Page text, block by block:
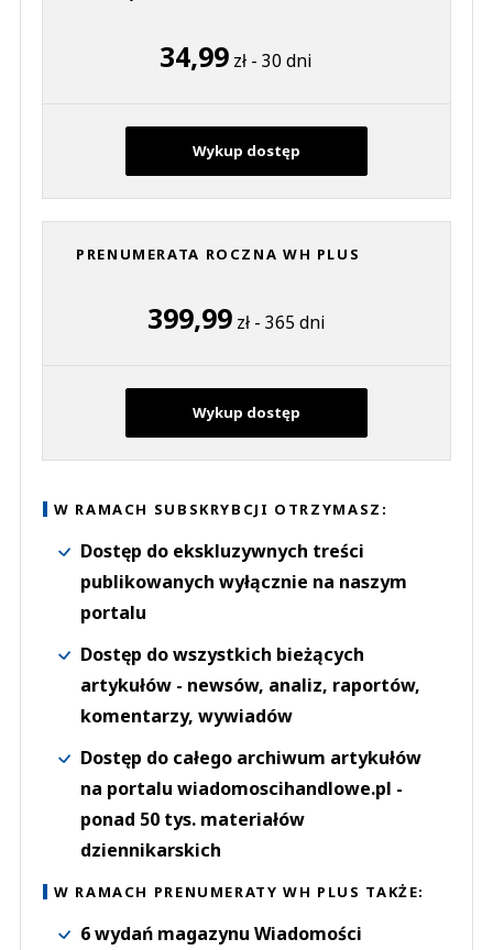
34,99 zł - 30 dni
Wykup dostęp
PRENUMERATA ROCZNA WH PLUS
399,99zł - 365 dni
Wykup dostęp
W RAMACH SUBSKRYBCJI OTRZYMASZ:
Dostęp do ekskluzywnych treści
publikowanych wyłącznie na naszym
portalu
Dostęp do wszystkich bieżących
artykułów - newsów, analiz, raportów,
komentarzy, wywiadów
Dostęp do całego archiwum artykułów
na portalu wiadomoscihandlowe.pl -
ponad 50 tys. materiałów
dziennikarskich
W RAMACH PRENUMERATY WH PLUS TAKŻE:
6 wydań magazynu Wiadomości